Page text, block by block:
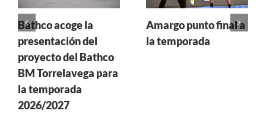
Bathco acoge la
presentación del
proyecto del Bathco
BM Torrelavega para
la temporada
2026/2027
Amargo punto final a
la temporada